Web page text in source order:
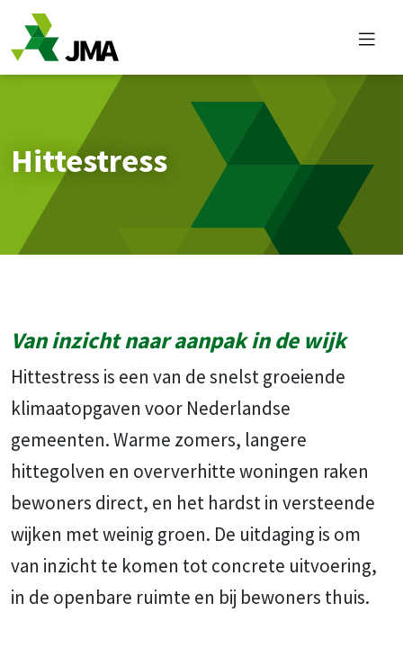
Overslaan en naar de inhoud gaan
Hittestress
Van inzicht naar aanpak in de wijk
Hittestress is een van de snelst groeiende
klimaatopgaven voor Nederlandse
gemeenten. Warme zomers, langere
hittegolven en oververhitte woningen raken
bewoners direct, en het hardst in versteende
wijken met weinig groen. De uitdaging is om
van inzicht te komen tot concrete uitvoering,
in de openbare ruimte en bij bewoners thuis.